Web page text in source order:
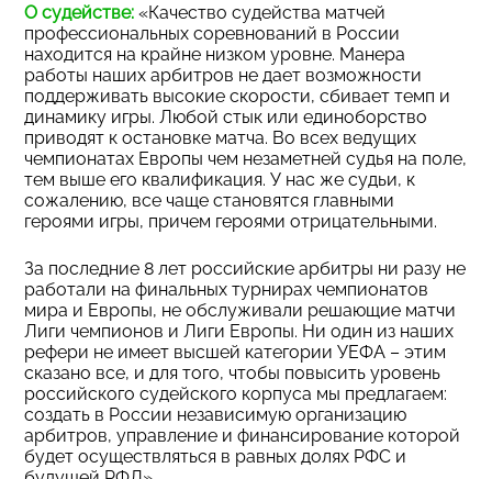
О судействе: «Качество судейства матчей
профессиональных соревнований в России
находится на крайне низком уровне. Манера
работы наших арбитров не дает возможности
поддерживать высокие скорости, сбивает темп и
динамику игры. Любой стык или единоборство
приводят к остановке матча. Во всех ведущих
чемпионатах Европы чем незаметней судья на поле,
тем выше его квалификация. У нас же судьи, к
сожалению, все чаще становятся главными
героями игры, причем героями отрицательными.
За последние 8 лет российские арбитры ни разу не
работали на финальных турнирах чемпионатов
мира и Европы, не обслуживали решающие матчи
Лиги чемпионов и Лиги Европы. Ни один из наших
рефери не имеет высшей категории УЕФА – этим
сказано все, и для того, чтобы повысить уровень
российского судейского корпуса мы предлагаем:
создать в России независимую организацию
арбитров, управление и финансирование которой
будет осуществляться в равных долях РФС и